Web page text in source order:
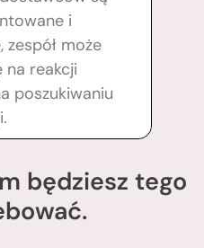
i
zespół może
na reakcji
poszukiwaniu
będziesz tego